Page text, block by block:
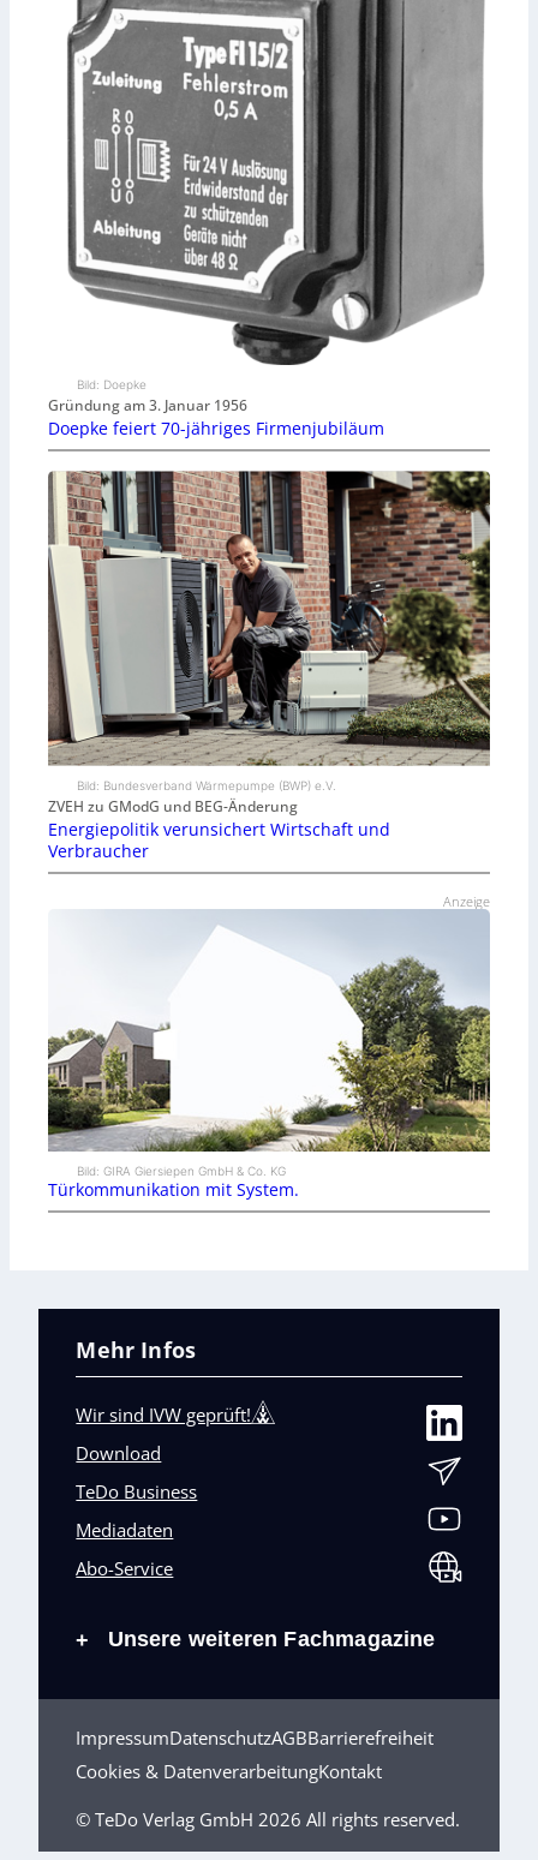
Bild: Doepke
Gründung am 3. Januar 1956
Doepke feiert 70-jähriges Firmenjubiläum
Bild: Bundesverband Wärmepumpe (BWP) e.V.
ZVEH zu GModG und BEG-Änderung
Energiepolitik verunsichert Wirtschaft und
Verbraucher
Anzeige
Bild: GIRA Giersiepen GmbH & Co. KG
Türkommunikation mit System.
Mehr Infos
Wir sind IVW geprüft!
Download
TeDo Business
Mediadaten
Abo-Service
+ Unsere weiteren Fachmagazine
ImpressumDatenschutzAGBBarrierefreiheit
Cookies & DatenverarbeitungKontakt
© TeDo Verlag GmbH 2026 All rights reserved.